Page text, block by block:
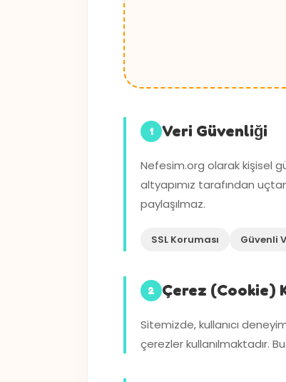
1 Veri Güvenliği
Nefesim.org olarak kişisel
altyapımız tarafından
paylaşılmaz.
SSL Koruması Güvenli
2 Çerez (Cookie)
Sitemizde, kullanıcı
çerezler kullanılmaktadır.